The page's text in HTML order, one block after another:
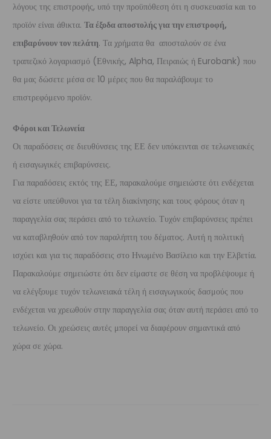
λόγους της επιστροφής, υπό την προϋπόθεση ότι η συσκευασία και το
προϊόν είναι άθικτα. Τα έξοδα αποστολής για την επιστροφή,
επιβαρύνουν τον πελάτη. Τα χρήματα θα αποσταλούν σε ένα
τραπεζικό λογαριασμό (Εθνικής, Alpha, Πειραιώς ή Eurobank) που
θα μας δώσετε μέσα σε 10 μέρες που θα παραλάβουμε το
επιστρεφόμενο προϊόν.
Φόροι και Τελωνεία
Οι παραδόσεις σε διευθύνσεις της ΕΕ δεν υπόκεινται σε τελωνειακές
ή εισαγωγικές επιβαρύνσεις.
Για παραδόσεις εκτός της ΕΕ, παρακαλούμε σημειώστε ότι ενδέχεται
να είστε υπεύθυνοι για τα τέλη διακίνησης και τους φόρους όταν η
παραγγελία σας περάσει από το τελωνείο. Τυχόν επιβαρύνσεις πρέπει
να καταβληθούν από τον παραλήπτη του δέματος. Αυτή η πολιτική
ισχύει και για τις παραδόσεις στο Ηνωμένο Βασίλειο και την Ελβετία.
Παρακαλούμε σημειώστε ότι δεν είμαστε σε θέση να προβλέψουμε ή
να ελέγξουμε τυχόν τελωνειακά τέλη ή εισαγωγικούς δασμούς που
ενδέχεται να χρεωθούν στην παραγγελία σας όταν αυτή περάσει από το
τελωνείο. Οι χρεώσεις αυτές μπορεί να διαφέρουν σημαντικά από
χώρα σε χώρα.